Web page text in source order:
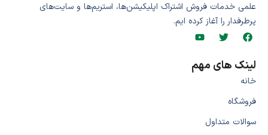
علمی خدمات فروش اشتراک اپلیکیشن‌ها، استریم‌ها و سایت‌های
پرطرفدار را آغاز کرده ایم.
لینک های مهم
خانه
فروشگاه
سوالات متداول